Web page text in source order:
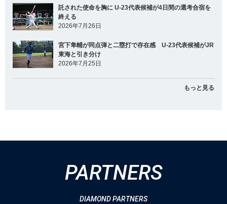
託された使命を胸に U-23代表候補が4日間の選考合宿を
終える
2026年7月26日
宮下隼輔が同点弾と二塁打で存在感 U-23代表候補がJR
東海と引き分け
2026年7月25日
もっと見る
PARTNERS
DIAMOND PARTNERS